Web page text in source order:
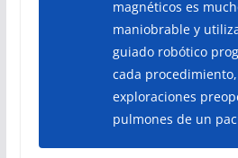
magnéticos es
maniobrable y
guiado robótico
cada
exploraciones
pulmones de un